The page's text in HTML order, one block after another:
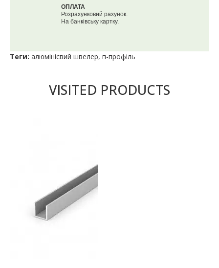
ОПЛАТА
Розрахунковий рахунок.
На банківську картку.
Теги: алюмінієвий швелер, п-профіль
VISITED PRODUCTS